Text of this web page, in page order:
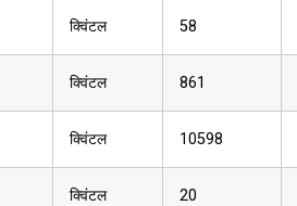
क्विंटल 58
क्विंटल 861
क्विंटल 10598
क्विंटल 20